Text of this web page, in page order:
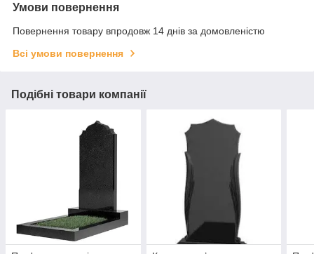
Умови повернення
Повернення товару впродовж 14 днів за домовленістю
Всі умови повернення
Подібні товари компанії